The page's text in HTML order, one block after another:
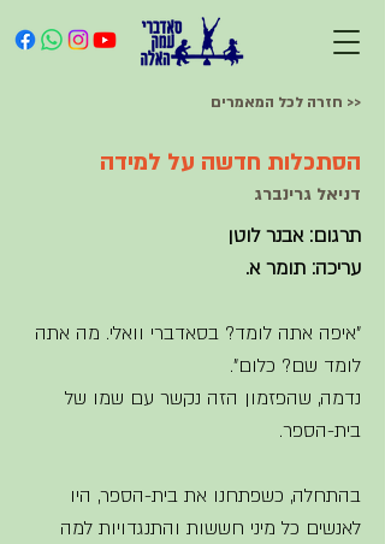
<< חזרה לכל המאמרים
הסתכלות חדשה על למידה
דניאל גרינברג
תרגום: אבנר לוטן
עריכה: תומר א.
"איפה אתה לומד? בסאדברי וואלי. מה אתה
לומד שם? כלום".
נדמה, שהפזמון הזה נקשר עם שמו של
בית-הספר.
בהתחלה, כשפתחנו את בית-הספר, היו
לאנשים כל מיני חששות והתנגדויות למה